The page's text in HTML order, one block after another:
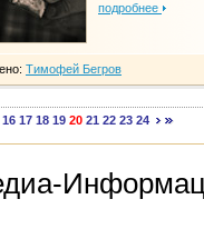
подробнее
Тимофей Бегров
16 17 18 19 20 21 22 23 24